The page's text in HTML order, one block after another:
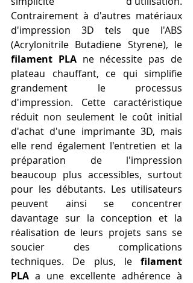
Contrairement à d'autres matériaux
d'impression 3D tels que l'ABS
filament PLA ne nécessite pas de
plateau chauffant, ce qui simplifie
grandement le processus
d'impression. Cette caractéristique
réduit non seulement le coût initial
d'achat d'une imprimante 3D, mais
elle rend également l'entretien et la
préparation de l'impression
beaucoup plus accessibles, surtout
pour les débutants. Les utilisateurs
peuvent ainsi se concentrer
davantage sur la conception et la
réalisation de leurs projets sans se
soucier des complications
techniques. De plus, le filament
PLA a une excellente adhérence à